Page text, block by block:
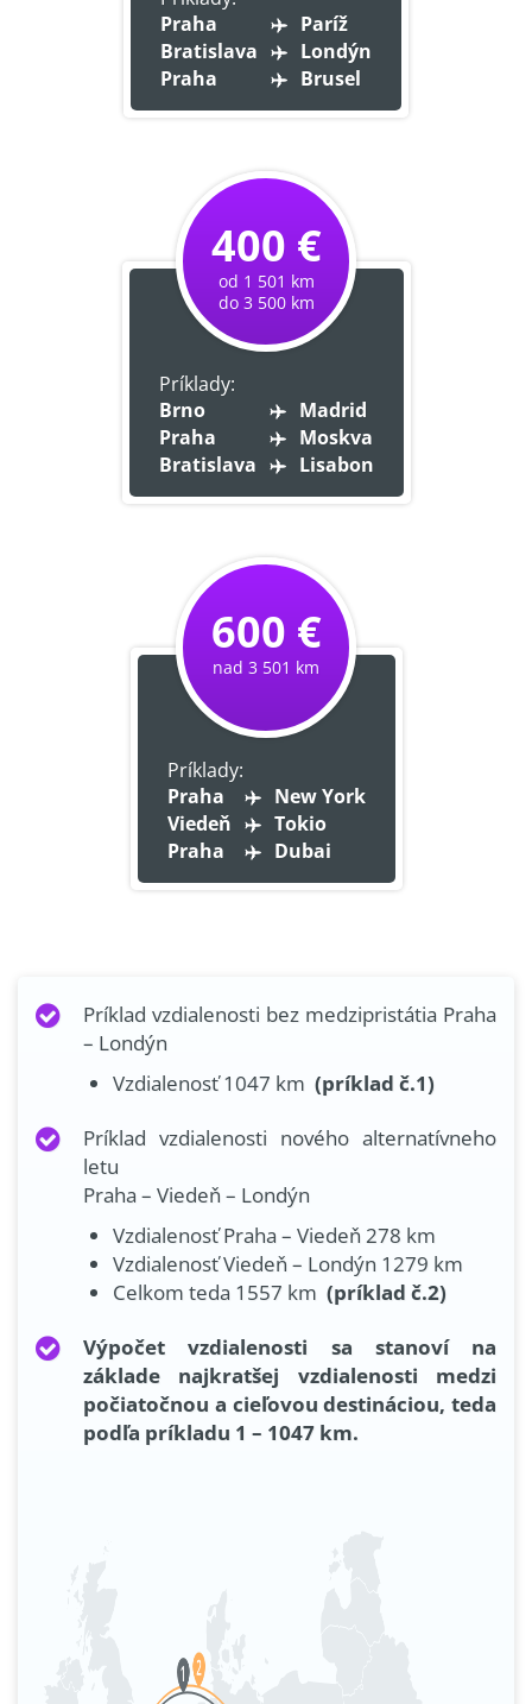
Praha
Paríž
Bratislava
Londýn
Praha
Brusel
400 €
od 1 501 km
do 3 500 km
Príklady:
Brno
Madrid
Praha
Moskva
Bratislava
Lisabon
600 €
nad 3 501 km
Príklady:
Praha
New York
Viedeň
Tokio
Praha
Dubai
Príklad vzdialenosti bez medzipristátia Praha
– Londýn
Vzdialenosť 1047 km (príklad č.1)
Príklad vzdialenosti nového alternatívneho
letu
Praha – Viedeň – Londýn
Vzdialenosť Praha – Viedeň 278 km
Vzdialenosť Viedeň – Londýn 1279 km
Celkom teda 1557 km (príklad č.2)
Výpočet vzdialenosti sa stanoví na
základe najkratšej vzdialenosti medzi
počiatočnou a cieľovou destináciou, teda
podľa príkladu 1 – 1047 km.